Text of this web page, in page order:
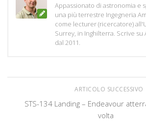
Appassionato di astronomia e
una più terrestre Ingegneria
come lecturer (ricercatore)
Surrey, in Inghilterra. Scrive su
dal 2011.
ARTICOLO SUCCESSIVO
STS-134 Landing – Endeavour
volta